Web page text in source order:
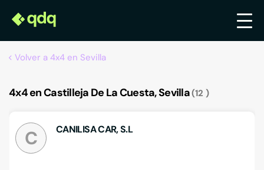
Volver a 4x4 en Sevilla
4x4 en Castilleja De La Cuesta, Sevilla 12
C CANILISA CAR, S.L